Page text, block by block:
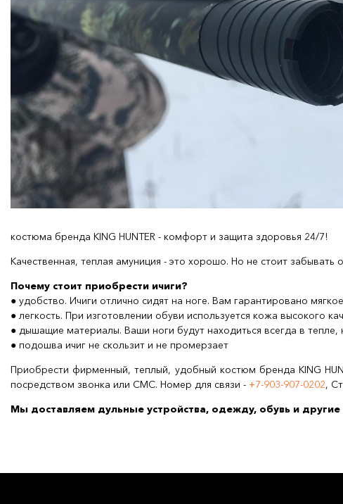
костюма бренда KING HUNTER - комфорт и защита здоровья 24/7!
Качественная, теплая амуниция - это хорошо. Но не стоит
Почему стоит приобрести ичиги?
● удобство. Ичиги отлично сидят на ноге. Вам гарантировано
● легкость. При изготовлении обуви используется кожа высокого
● дышащие материалы. Ваши ноги будут находиться всегда в
● подошва ичиг не скользит и не промерзает
Приобрести фирменный, теплый, удобный костюм бренда KING
посредством звонка или СМС. Номер для связи - +7‑903‑907‑0202,
Мы доставляем дульные устройства, одежду, обувь и